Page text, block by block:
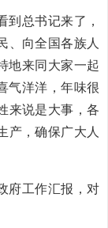
到总书记来了，
、向全国各族人
地来同大家一起
气洋洋，年味很
来说是大事，各
产，确保广大人
府工作汇报，对